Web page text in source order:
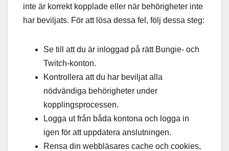
inte är korrekt kopplade eller när behörigheter inte
har beviljats. För att lösa dessa fel, följ dessa steg:
Se till att du är inloggad på rätt Bungie- och
Twitch-konton.
Kontrollera att du har beviljat alla
nödvändiga behörigheter under
kopplingsprocessen.
Logga ut från båda kontona och logga in
igen för att uppdatera anslutningen.
Rensa din webbläsares cache och cookies,